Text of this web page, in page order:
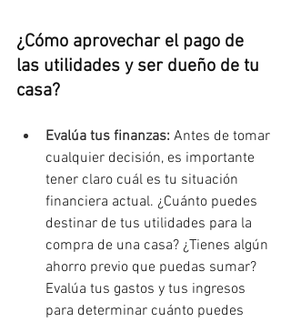
¿Cómo aprovechar el pago de
las utilidades y ser dueño de tu
casa?
Evalúa tus finanzas: Antes de tomar
cualquier decisión, es importante
tener claro cuál es tu situación
financiera actual. ¿Cuánto puedes
destinar de tus utilidades para la
compra de una casa? ¿Tienes algún
ahorro previo que puedas sumar?
Evalúa tus gastos y tus ingresos
para determinar cuánto puedes